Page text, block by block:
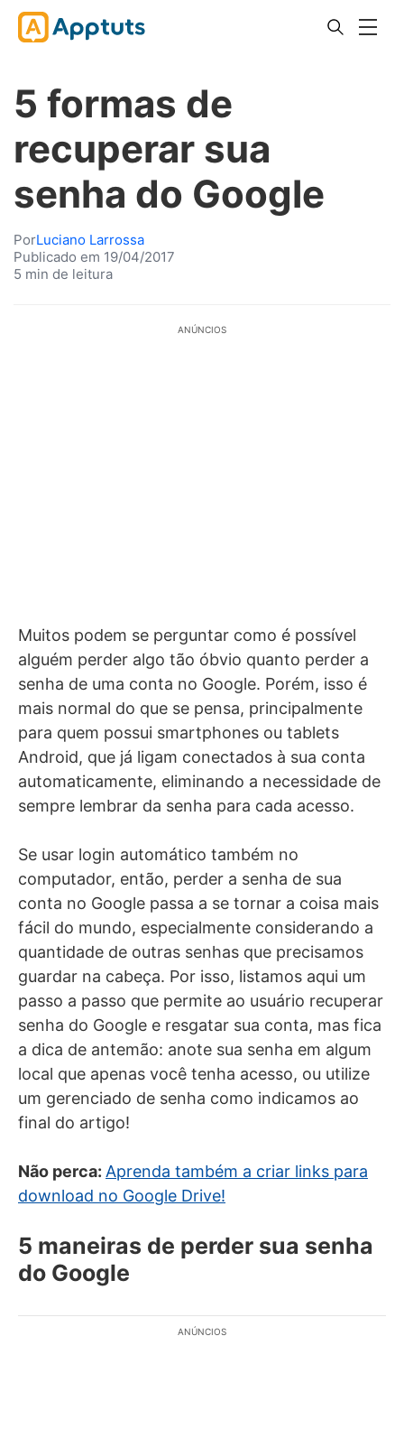
5 formas de
recuperar sua
senha do Google
PorLuciano Larrossa
Publicado em 19/04/2017
5 min de leitura
ANÚNCIOS
Muitos podem se perguntar como é possível
alguém perder algo tão óbvio quanto perder a
senha de uma conta no Google. Porém, isso é
mais normal do que se pensa, principalmente
para quem possui smartphones ou tablets
Android, que já ligam conectados à sua conta
automaticamente, eliminando a necessidade de
sempre lembrar da senha para cada acesso.
Se usar login automático também no
computador, então, perder a senha de sua
conta no Google passa a se tornar a coisa mais
fácil do mundo, especialmente considerando a
quantidade de outras senhas que precisamos
guardar na cabeça. Por isso, listamos aqui um
passo a passo que permite ao usuário recuperar
senha do Google e resgatar sua conta, mas fica
a dica de antemão: anote sua senha em algum
local que apenas você tenha acesso, ou utilize
um gerenciado de senha como indicamos ao
final do artigo!
Não perca: Aprenda também a criar links para
download no Google Drive!
5 maneiras de perder sua senha
do Google
ANÚNCIOS